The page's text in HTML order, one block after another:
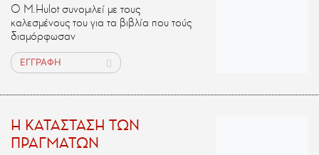
Ο M.Ηulot συνομιλεί με τους
καλεσμένους του για τα βιβλία που τούς
διαμόρφωσαν
ΕΓΓΡΑΦΗ
H ΚΑΤΑΣΤΑΣΗ ΤΩΝ
ΠΡΑΓΜΑΤΩΝ